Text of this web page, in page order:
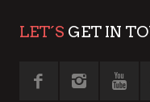
LET´S GET IN